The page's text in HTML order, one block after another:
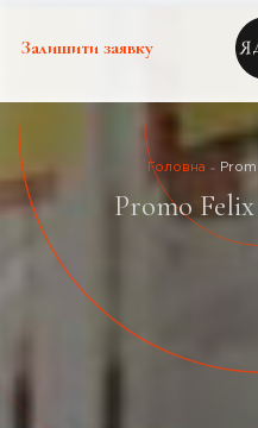
Залишити заявку
Головна
Promo